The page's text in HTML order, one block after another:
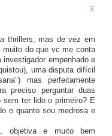
thrillers, mas de vez em
muito do que vc me conta
empenhado e
uma disputa difícil
mas perfeitamente
preciso perguntar duas
sem ter lido o primeiro? E
o quanto sou medrosa e
objetiva e muito bem